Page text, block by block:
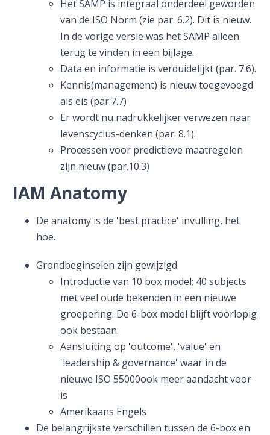
Het SAMP is integraal onderdeel geworden
van de ISO Norm (zie par. 6.2). Dit is nieuw.
In de vorige versie was het SAMP alleen
terug te vinden in een bijlage.
Data en informatie is verduidelijkt (par. 7.6).
Kennis(management) is nieuw toegevoegd
als eis (par.7.7)
Er wordt nu nadrukkelijker verwezen naar
levenscyclus-denken (par. 8.1).
Processen voor predictieve maatregelen
zijn nieuw (par.10.3)
IAM Anatomy
De anatomy is de 'best practice' invulling, het
hoe.
Grondbeginselen zijn gewijzigd.
Introductie van 10 box model; 40 subjects
met veel oude bekenden in een nieuwe
groepering. De 6-box model blijft voorlopig
ook bestaan.
Aansluiting op 'outcome', 'value' en
'leadership & governance' waar in de
nieuwe ISO 55000ook meer aandacht voor
is
Amerikaans Engels
De belangrijkste verschillen tussen de 6-box en